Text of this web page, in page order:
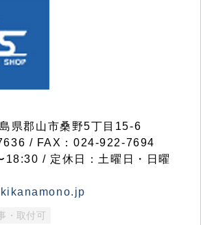
県郡山市桑野5丁目15-6
/ FAX：024-922-7694
18:30 / 定休日：土曜日・日曜
・取付可